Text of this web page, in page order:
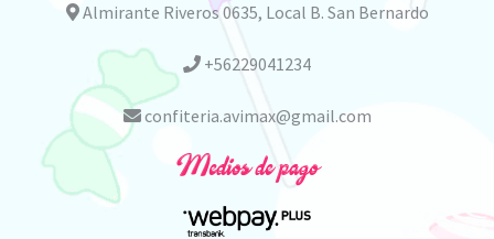
Almirante Riveros 0635, Local B. San Bernardo
+56229041234
confiteria.avimax@gmail.com
Medios de pago